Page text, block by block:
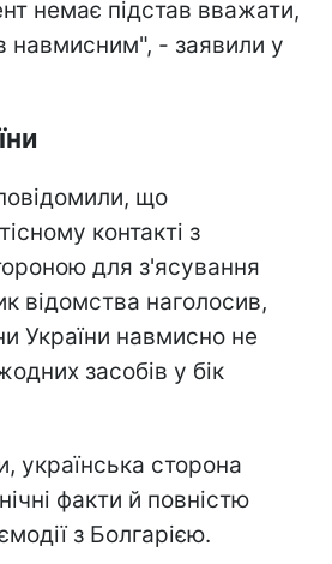
немає підстав вважати,
навмисним", - заявили у
що
контакті з
для з'ясування
відомства наголосив,
України навмисно не
засобів у бік
українська сторона
факти й повністю
з Болгарією.